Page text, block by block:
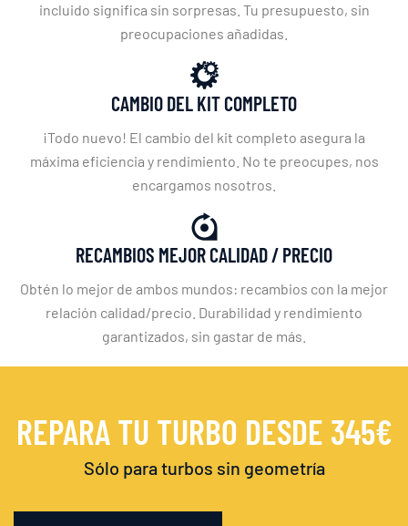
incluido significa sin sorpresas. Tu presupuesto, sin
preocupaciones añadidas.
CAMBIO DEL KIT COMPLETO
¡Todo nuevo! El cambio del kit completo asegura la
máxima eficiencia y rendimiento. No te preocupes, nos
encargamos nosotros.
RECAMBIOS MEJOR CALIDAD / PRECIO
Obtén lo mejor de ambos mundos: recambios con la mejor
relación calidad/precio. Durabilidad y rendimiento
garantizados, sin gastar de más.
REPARA TU TURBO DESDE 345€
Sólo para turbos sin geometría